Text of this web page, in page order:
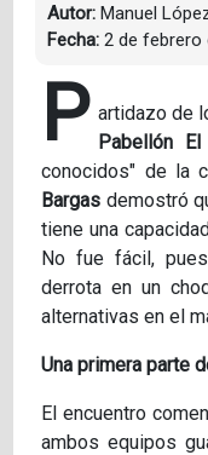
Autor: Manuel
Fecha: 2 de febrero
P artidazo de
Pabellón El
conocidos" de la
Bargas demostró
tiene una
No fue fácil,
derrota en un
alternativas en el
Una primera parte
El encuentro
ambos equipos